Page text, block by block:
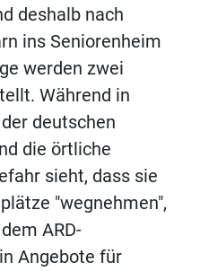
deshalb nach
ins Seniorenheim
werden zwei
Während in
deutschen
die örtliche
sieht, dass sie
"wegnehmen",
ARD-
Angebote für